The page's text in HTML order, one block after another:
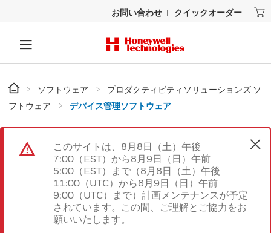
お問い合わせ クイックオーダー
ソフトウェア
プロダクティビティソリューションズ ソ
フトウェア
デバイス管理ソフトウェア
このサイトは、8月8日（土）午後
7:00（EST）から8月9日（日）午前
5:00（EST）まで（8月8日（土）午後
11:00（UTC）から8月9日（日）午前
9:00（UTC）まで）計画メンテナンスが予定
されています。この間、ご理解とご協力をお
願いいたします。